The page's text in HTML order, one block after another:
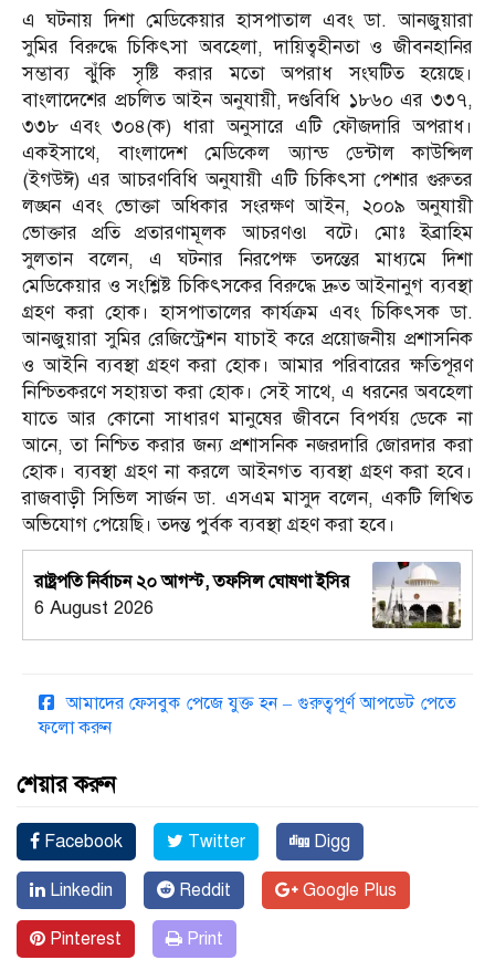
এ ঘটনায় দিশা মেডিকেয়ার হাসপাতাল এবং ডা. আনজুয়ারা
সুমির বিরুদ্ধে চিকিৎসা অবহেলা, দায়িত্বহীনতা ও জীবনহানির
সম্ভাব্য ঝুঁকি সৃষ্টি করার মতো অপরাধ সংঘটিত হয়েছে।
বাংলাদেশের প্রচলিত আইন অনুযায়ী, দণ্ডবিধি ১৮৬০ এর ৩৩৭,
৩৩৮ এবং ৩০৪(ক) ধারা অনুসারে এটি ফৌজদারি অপরাধ।
একইসাথে, বাংলাদেশ মেডিকেল অ্যান্ড ডেন্টাল কাউন্সিল
(ইগউঈ) এর আচরণবিধি অনুযায়ী এটি চিকিৎসা পেশার গুরুতর
লঙ্ঘন এবং ভোক্তা অধিকার সংরক্ষণ আইন, ২০০৯ অনুযায়ী
ভোক্তার প্রতি প্রতারণামূলক আচরণও৷ বটে। মোঃ ইব্রাহিম
সুলতান বলেন, এ ঘটনার নিরপেক্ষ তদন্তের মাধ্যমে দিশা
মেডিকেয়ার ও সংশ্লিষ্ট চিকিৎসকের বিরুদ্ধে দ্রুত আইনানুগ ব্যবস্থা
গ্রহণ করা হোক। হাসপাতালের কার্যক্রম এবং চিকিৎসক ডা.
আনজুয়ারা সুমির রেজিস্ট্রেশন যাচাই করে প্রয়োজনীয় প্রশাসনিক
ও আইনি ব্যবস্থা গ্রহণ করা হোক। আমার পরিবারের ক্ষতিপূরণ
নিশ্চিতকরণে সহায়তা করা হোক। সেই সাথে, এ ধরনের অবহেলা
যাতে আর কোনো সাধারণ মানুষের জীবনে বিপর্যয় ডেকে না
আনে, তা নিশ্চিত করার জন্য প্রশাসনিক নজরদারি জোরদার করা
হোক। ব্যবস্থা গ্রহণ না করলে আইনগত ব্যবস্থা গ্রহণ করা হবে।
রাজবাড়ী সিভিল সার্জন ডা. এসএম মাসুদ বলেন, একটি লিখিত
অভিযোগ পেয়েছি। তদন্ত পুর্বক ব্যবস্থা গ্রহণ করা হবে।
রাষ্ট্রপতি নির্বাচন ২০ আগস্ট, তফসিল ঘোষণা ইসির
6 August 2026
আমাদের ফেসবুক পেজে যুক্ত হন – গুরুত্বপূর্ণ আপডেট পেতে
ফলো করুন
শেয়ার করুন
Facebook Twitter Digg
Linkedin Reddit Google Plus
Pinterest Print